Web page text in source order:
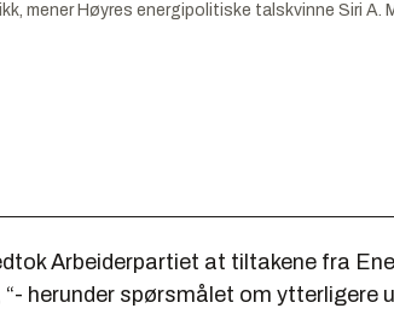
mener Høyres energipolitiske talskvinne Siri A.
Arbeiderpartiet at tiltakene fra
herunder spørsmålet om ytterligere